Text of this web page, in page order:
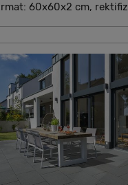
60x60x2 cm,